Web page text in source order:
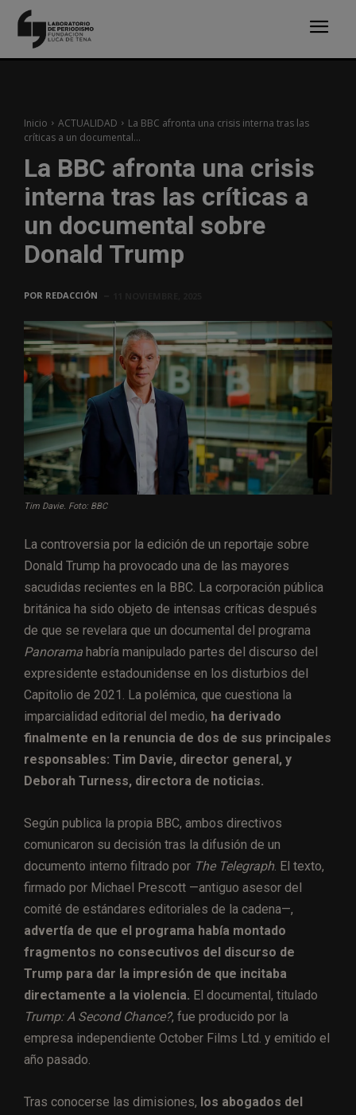
Inicio ACTUALIDAD
La BBC afronta una crisis interna tras las
críticas a un documental...
La BBC afronta una crisis
interna tras las críticas a
un documental sobre
Donald Trump
POR REDACCIÓN
Tim Davie. Foto: BBC
La controversia por la edición de un reportaje sobre
Donald Trump ha provocado una de las mayores
sacudidas recientes en la BBC. La corporación pública
británica ha sido objeto de intensas críticas después
de que se revelara que un documental del programa
Panorama habría manipulado partes del discurso del
expresidente estadounidense en los disturbios del
Capitolio de 2021. La polémica, que cuestiona la
imparcialidad editorial del medio, ha derivado
finalmente en la renuncia de dos de sus principales
responsables: Tim Davie, director general, y
Deborah Turness, directora de noticias.
Según publica la propia BBC, ambos directivos
comunicaron su decisión tras la difusión de un
documento interno filtrado por The Telegraph. El texto,
firmado por Michael Prescott —antiguo asesor del
comité de estándares editoriales de la cadena—,
advertía de que el programa había montado
fragmentos no consecutivos del discurso de
Trump para dar la impresión de que incitaba
directamente a la violencia. El documental, titulado
Trump: A Second Chance?, fue producido por la
empresa independiente October Films Ltd. y emitido el
año pasado.
Tras conocerse las dimisiones, los abogados del